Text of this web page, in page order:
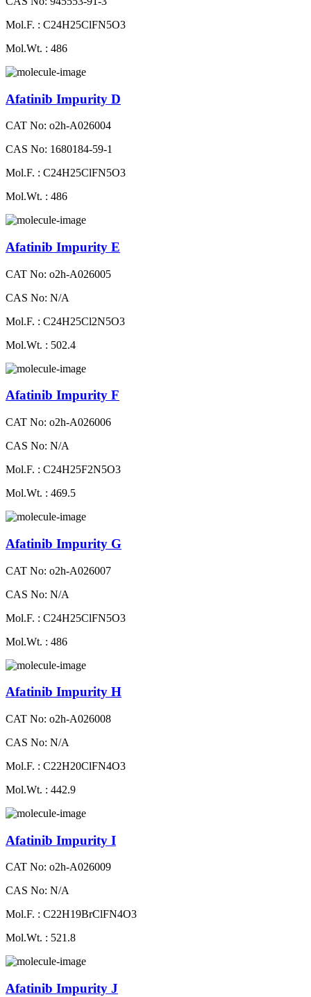
Mol.F. : C24H25ClFN5O3
Mol.Wt. : 486
Afatinib Impurity D
CAT No: o2h-A026004
CAS No: 1680184-59-1
Mol.F. : C24H25ClFN5O3
Mol.Wt. : 486
Afatinib Impurity E
CAT No: o2h-A026005
CAS No: N/A
Mol.F. : C24H25Cl2N5O3
Mol.Wt. : 502.4
Afatinib Impurity F
CAT No: o2h-A026006
CAS No: N/A
Mol.F. : C24H25F2N5O3
Mol.Wt. : 469.5
Afatinib Impurity G
CAT No: o2h-A026007
CAS No: N/A
Mol.F. : C24H25ClFN5O3
Mol.Wt. : 486
Afatinib Impurity H
CAT No: o2h-A026008
CAS No: N/A
Mol.F. : C22H20ClFN4O3
Mol.Wt. : 442.9
Afatinib Impurity I
CAT No: o2h-A026009
CAS No: N/A
Mol.F. : C22H19BrClFN4O3
Mol.Wt. : 521.8
Afatinib Impurity J